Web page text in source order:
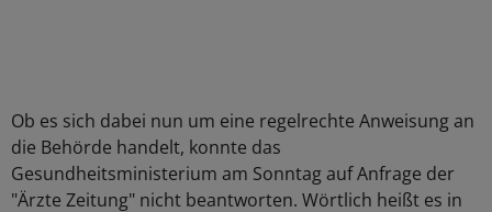
Ob es sich dabei nun um eine regelrechte Anweisung an
die Behörde handelt, konnte das
Gesundheitsministerium am Sonntag auf Anfrage der
"Ärzte Zeitung" nicht beantworten. Wörtlich heißt es in